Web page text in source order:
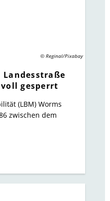
© Reginal/Pixabay
gesperrt
(LBM) Worms
zwischen dem